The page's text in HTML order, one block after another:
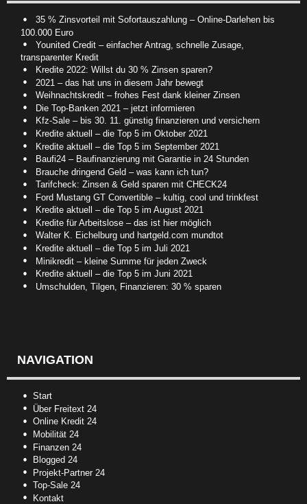
35 % Zinsvorteil mit Sofortauszahlung – Online-Darlehen bis
100.000 Euro
Younited Credit – einfacher Antrag, schnelle Zusage,
transparenter Kredit
Kredite 2022: Willst du 30 % Zinsen sparen?
2021 – das hat uns in diesem Jahr bewegt
Weihnachtskredit – frohes Fest dank kleiner Zinsen
Die Top-Banken 2021 – jetzt informieren
Kfz-Sale – bis 30. 11. günstig finanzieren und versichern
Kredite aktuell – die Top 5 im Oktober 2021
Kredite aktuell – die Top 5 im September 2021
Baufi24 – Baufinanzierung mit Garantie in 24 Stunden
Brauche dringend Geld – was kann ich tun?
Tarifcheck: Zinsen & Geld sparen mit CHECK24
Ford Mustang GT Convertible – kultig, cool und trinkfest
Kredite aktuell – die Top 5 im August 2021
Kredite für Arbeitslose – das ist hier möglich
Walter K. Eichelburg und hartgeld.com mundtot
Kredite aktuell – die Top 5 im Juli 2021
Minikredit – kleine Summe für jeden Zweck
Kredite aktuell – die Top 5 im Juni 2021
Umschulden, Tilgen, Finanzieren: 30 % sparen
NAVIGATION
Start
Über Freitext 24
Online Kredit 24
Mobilität 24
Finanzen 24
Blogged 24
Projekt-Partner 24
Top-Sale 24
Kontakt